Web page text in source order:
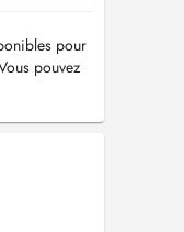
pour
pouvez
93 77 .
se trouve